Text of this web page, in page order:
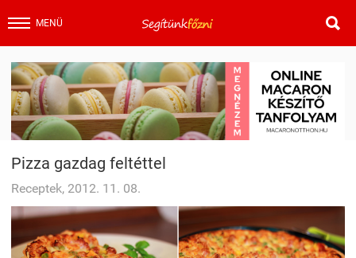
MENÜ 
Pizza gazdag feltéttel
Receptek, 2012. 11. 08.